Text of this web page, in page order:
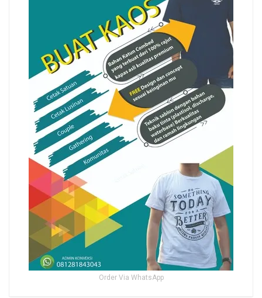
Order Via WhatsApp